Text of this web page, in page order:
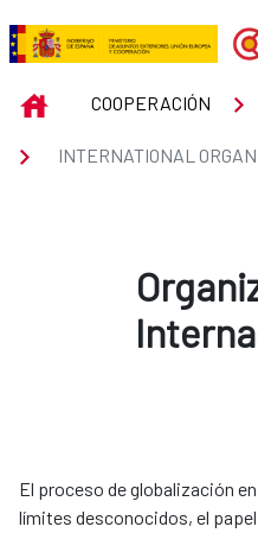
Skip to Main Content
INICIOCOOPERACIÓN
INTERNATIONAL
El proceso de globalización
límites desconocidos, el